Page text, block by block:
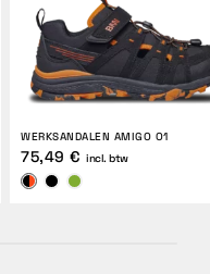
WERKSANDALEN AMIGO O1
75,49 € incl. btw